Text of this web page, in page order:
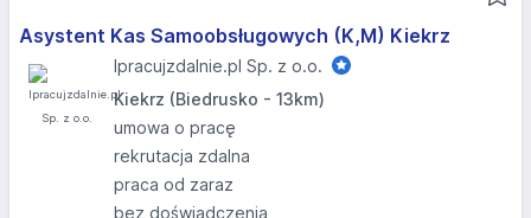
Asystent Kas Samoobsługowych (K,M) Kiekrz
Ipracujzdalnie.pl Sp. z o.o.
Kiekrz (Biedrusko - 13km)
umowa o pracę
rekrutacja zdalna
praca od zaraz
bez doświadczenia